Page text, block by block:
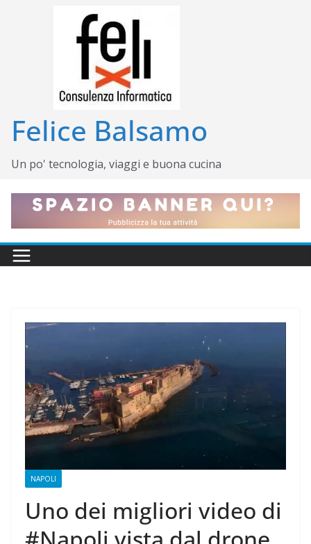
Felice Balsamo
Un po' tecnologia, viaggi e buona cucina
NAPOLI
Uno dei migliori video di